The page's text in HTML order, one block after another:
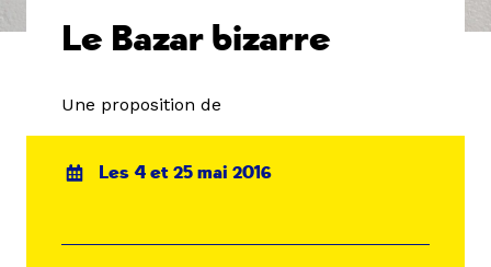
Le Bazar bizarre
Une proposition de
Les 4 et 25 mai 2016